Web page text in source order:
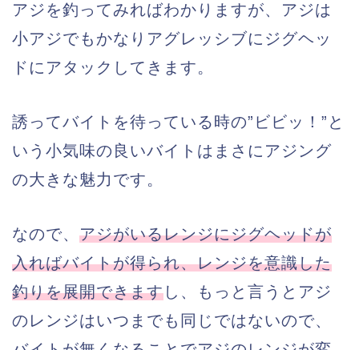
アジを釣ってみればわかりますが、アジは
小アジでもかなりアグレッシブにジグヘッ
ドにアタックしてきます。
誘ってバイトを待っている時の”ビビッ！”と
いう小気味の良いバイトはまさにアジング
の大きな魅力です。
なので、 アジがいるレンジにジグヘッドが
入ればバイトが得られ、レンジを意識した
釣りを展開できますし、もっと言うとアジ
のレンジはいつまでも同じではないので、